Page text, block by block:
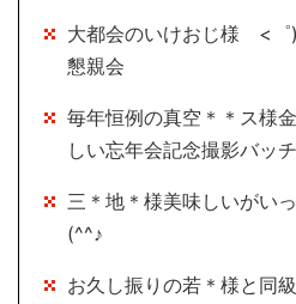
大都会のいけおじ様 <゜
懇親会
毎年恒例の真空＊＊ス様
しい忘年会記念撮影バッ
三＊地＊様美味しいがい
(^^♪
お久し振りの若＊様と同